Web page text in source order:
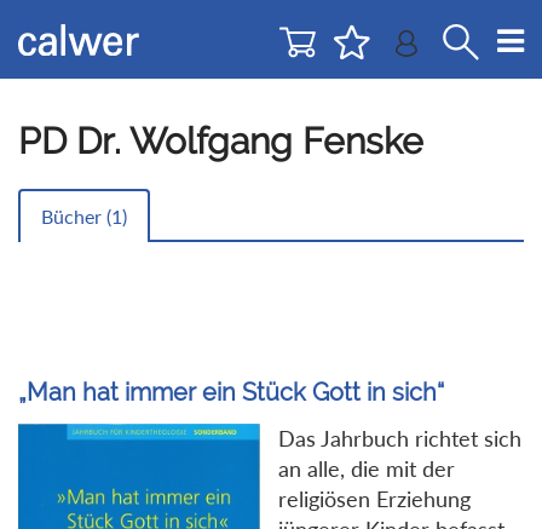
zur
Navigation
zum
Inhalt
PD Dr. Wolfgang Fenske
Bücher (1)
„Man hat immer ein Stück Gott in sich“
Das Jahrbuch richtet sich
an alle, die mit der
religiösen Erziehung